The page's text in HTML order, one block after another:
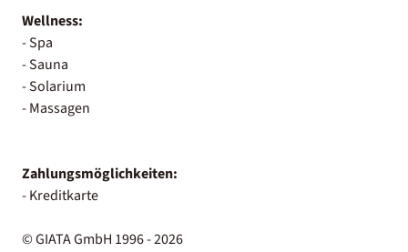
Wellness:
- Spa
- Sauna
- Solarium
- Massagen
Zahlungsmöglichkeiten:
- Kreditkarte
© GIATA GmbH 1996 - 2026